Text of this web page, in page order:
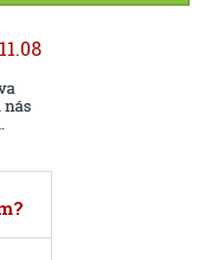
11.08